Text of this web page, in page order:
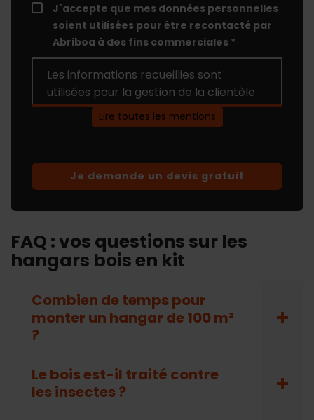
J´accepte que mes données personnelles
soient utilisées pour être recontacté par
Abriboa à des fins commerciales *
Les informations recueillies sont
utilisées pour la gestion de la clientèle
et du support client. Conformément au
règlement général sur la protection
pouvez exercer votre droit d'accès aux
données en contactant Abriboa par
Consulter les détails du consentement.
Lire toutes les mentions
FAQ : vos questions sur les
hangars bois en kit
Combien de temps pour
monter un hangar de 100 m²
?
Le bois est-il traité contre
les insectes ?